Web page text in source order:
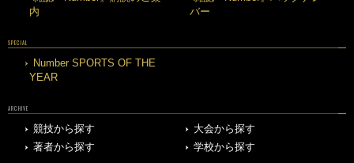
内
バー
SPECIAL
Number SPORTS OF THE
YEAR
ARCHIVE
競技から探す
大会から探す
著者から探す
学校から探す